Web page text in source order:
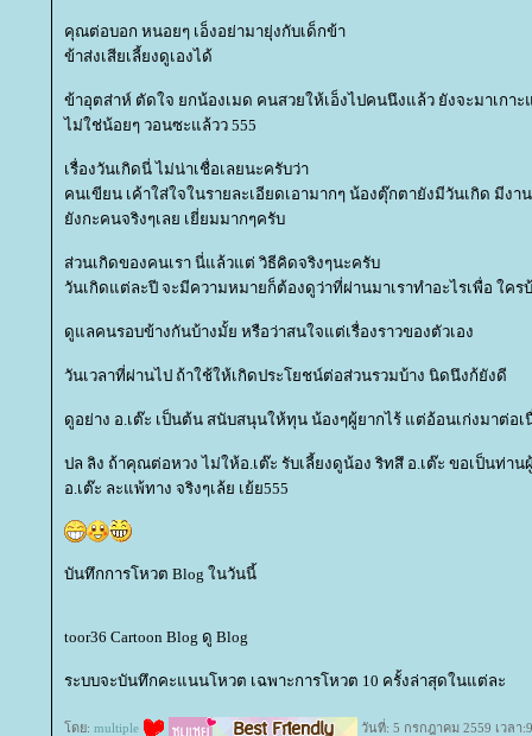
คุณต่อบอก หนอยๆ เอ็งอย่ามายุ่งกับเด็กข้า
ข้าส่งเสียเลี้ยงดูเองได้
ข้าอุตส่าห์ ตัดใจ ยกน้องเมด คนสวยให้เอ็งไปคนนึงแล้ว ยังจะมาเกาะ
ไม่ใช่น้อยๆ วอนซะแล้วว 555
เรื่องวันเกิดนี่ ไม่น่าเชื่อเลยนะครับว่า
คนเขียน เค้าใส่ใจในรายละเอียดเอามากๆ น้องตุ๊กตายังมีวันเกิด มีง
ังกะคนจริงๆเลย เยี่ยมมากๆครับ
ส่วนเกิดของคนเรา นี่แล้วแต่ วิธีคิดจริงๆนะครับ
วันเกิดแต่ละปี จะมีความหมายก็ต้องดูว่าที่ผ่านมาเราทำอะไรเพื่อ ใคร
ดูแลคนรอบข้างกันบ้างมั้ย หรือว่าสนใจแต่เรื่องราวของตัวเอง
วันเวลาที่ผ่านไป ถ้าใช้ให้เกิดประโยชน์ต่อส่วนรวมบ้าง นิดนึงก้ยังดี
ดูอย่าง อ.เต๊ะ เป็นต้น สนับสนุนให้ทุน น้องๆผู้ยากไร้ แต่อ้อนเก่งมาต่อ
ปล ลิง ถ้าคุณต่อหวง ไม่ให้อ.เต๊ะ รับเลี้ยงดูน้อง ริทสึ อ.เต๊ะ ขอเป็นท่า
อ.เต๊ะ ละแพ้ทาง จริงๆเล้ย เย้ย555
บันทึกการโหวต Blog ในวันนี้
toor36 Cartoon Blog ดู Blog
ระบบจะบันทึกคะแนนโหวต เฉพาะการโหวต 10 ครั้งล่าสุดในแต่ละ
ดย: multiple วันที่: 5 กรกฎาคม 2559 เวลา